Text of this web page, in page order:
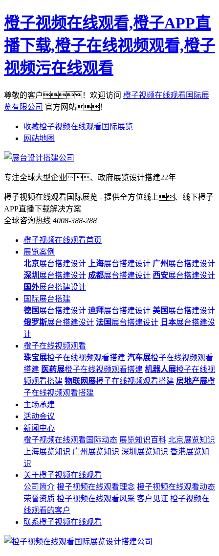
橙子视频在线观看,橙子APP直
播下载,橙子在线视频观看,橙子
视频污在线观看
尊敬的客户！欢迎访问 橙子视频在线观看国际展
览有限公司 官方网站！
收藏橙子视频在线观看国际展览
网站地图
专注全球大型企业、政府展览设计搭建22年
橙子视频在线观看国际展览 - 提供全方位线上、线下橙子
APP直播下载解决方案
全球咨询热线 4008-388-288
橙子视频在线观看首页
展览案例
北京展台搭建设计 上海展台搭建设计 广州展台搭建设计
深圳 展台搭建设计 成都展台搭建设计 西安展台搭建设计
国外展台搭建设计
国际展台搭建
德国 展台搭建设计 迪拜展台搭建设计 美国 展台搭建设计
俄罗斯展台搭建设计 法国 展台搭建设计 日本展台搭建设
计
橙子在线视频观看
珠宝展橙子在线视频观看搭建 汽车展橙子在线视频观看
搭建 医药展橙子在线视频观看搭建 机器人展橙子在线视
频观看搭建 物联网展橙子在线视频观看搭建 房地产展橙
子在线视频观看搭建
主场承建
活动会议
新闻中心
橙子视频在线观看国际动态 展览知识百科 北京展览知识
上海展览知识 广州展览知识 深圳展览知识 香港展览知
识
关于橙子视频在线观看
公司简介 橙子视频在线观看理念 橙子视频在线观看动态
荣誉资质 橙子视频在线观看风采 客户见证 橙子视频在
线观看的客户
联系橙子视频在线观看